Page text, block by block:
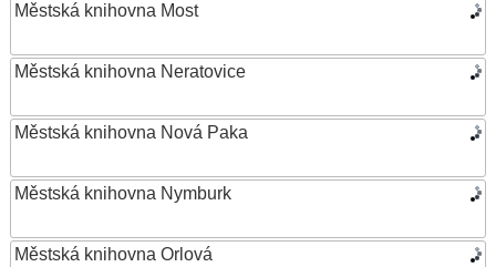
Městská knihovna Most
Městská knihovna Neratovice
Městská knihovna Nová Paka
Městská knihovna Nymburk
Městská knihovna Orlová